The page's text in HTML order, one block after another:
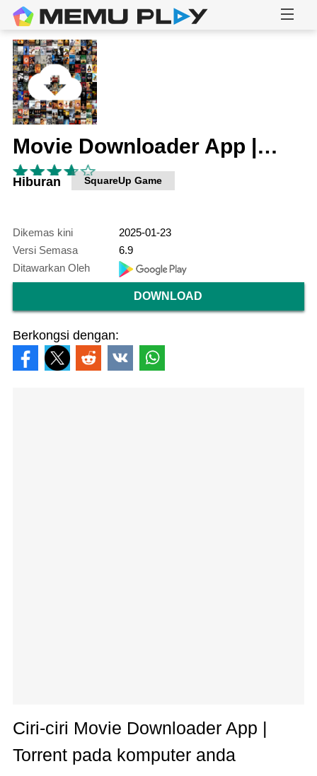
Movie Downloader App | Torrent
Hiburan SquareUp Game
Dikemas kini
2025-01-23
Versi Semasa
6.9
Ditawarkan Oleh
DOWNLOAD
Berkongsi dengan:
Ciri-ciri Movie Downloader App |
Torrent pada komputer anda